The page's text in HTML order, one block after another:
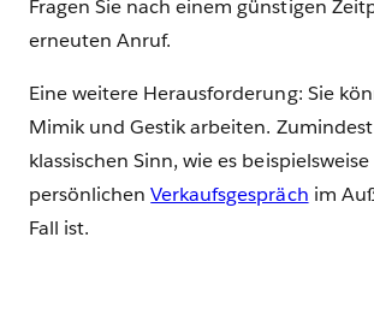
Fragen Sie nach einem günstigen
erneuten Anruf.
Eine weitere Herausforderung: Sie
Mimik und Gestik arbeiten.
klassischen Sinn, wie es
persönlichenVerkaufsgespräch im
Fall ist.